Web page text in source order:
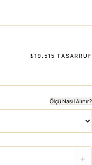
₺19.515 TASARRUF
Ölçü Nasıl Alınır?